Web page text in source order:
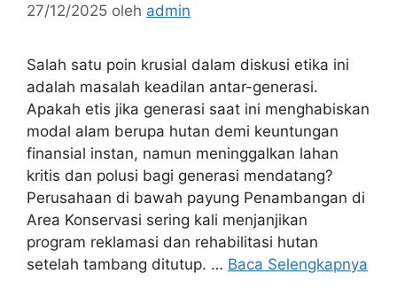
27/12/2025 oleh admin
Salah satu poin krusial dalam diskusi etika ini
adalah masalah keadilan antar-generasi.
Apakah etis jika generasi saat ini menghabiskan
modal alam berupa hutan demi keuntungan
finansial instan, namun meninggalkan lahan
kritis dan polusi bagi generasi mendatang?
Perusahaan di bawah payung Penambangan di
Area Konservasi sering kali menjanjikan
program reklamasi dan rehabilitasi hutan
setelah tambang ditutup. … Baca Selengkapnya